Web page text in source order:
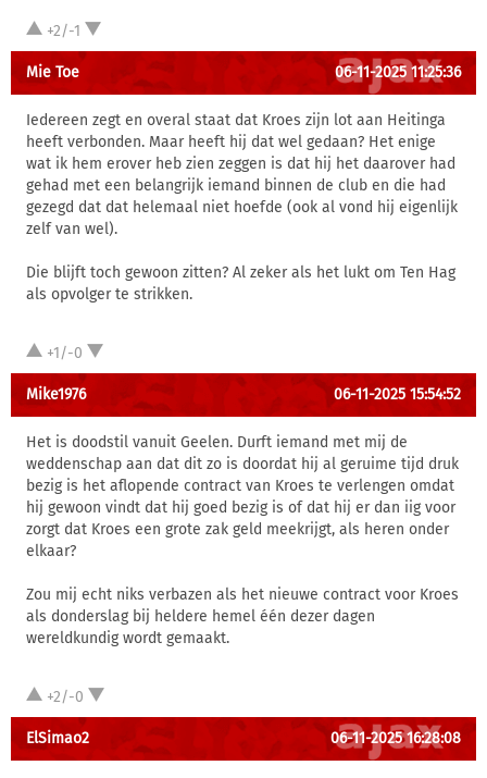
+2/-1
Mie Toe 06-11-2025 11:25:36
Iedereen zegt en overal staat dat Kroes zijn lot aan Heitinga
heeft verbonden. Maar heeft hij dat wel gedaan? Het enige
wat ik hem erover heb zien zeggen is dat hij het daarover had
gehad met een belangrijk iemand binnen de club en die had
gezegd dat dat helemaal niet hoefde (ook al vond hij eigenlijk
zelf van wel).
Die blijft toch gewoon zitten? Al zeker als het lukt om Ten Hag
als opvolger te strikken.
+1/-0
Mike1976 06-11-2025 15:54:52
Het is doodstil vanuit Geelen. Durft iemand met mij de
weddenschap aan dat dit zo is doordat hij al geruime tijd druk
bezig is het aflopende contract van Kroes te verlengen omdat
hij gewoon vindt dat hij goed bezig is of dat hij er dan iig voor
zorgt dat Kroes een grote zak geld meekrijgt, als heren onder
elkaar?
Zou mij echt niks verbazen als het nieuwe contract voor Kroes
als donderslag bij heldere hemel één dezer dagen
wereldkundig wordt gemaakt.
+2/-0
ElSimao2 06-11-2025 16:28:08